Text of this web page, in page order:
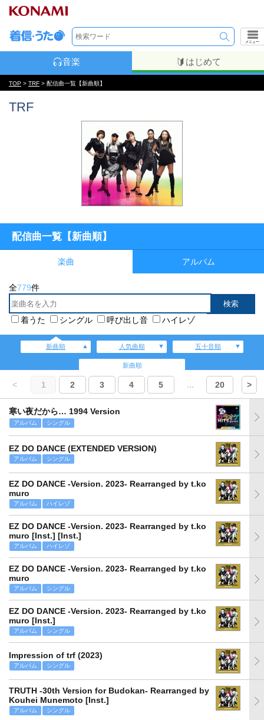
メニュー
音楽 はじめて
TOP > TRF > 配信曲一覧【新曲順】
TRF
配信曲一覧【新曲順】
楽曲 アルバム
全779件
着うた シングル 呼び出し音 ハイレゾ
新曲順 人気曲順 五十音順
新曲順
< 1 2 3 4 5 ... 20 >
寒い夜だから… 1994 Version
アルバム シングル
EZ DO DANCE (EXTENDED VERSION)
アルバム シングル
EZ DO DANCE -Version. 2023- Rearranged by t.ko
muro
アルバム ハイレゾ
EZ DO DANCE -Version. 2023- Rearranged by t.ko
muro [Inst.] [Inst.]
アルバム ハイレゾ
EZ DO DANCE -Version. 2023- Rearranged by t.ko
muro
アルバム シングル
EZ DO DANCE -Version. 2023- Rearranged by t.ko
muro [Inst.]
アルバム シングル
Impression of trf (2023)
アルバム シングル
TRUTH -30th Version for Budokan- Rearranged by
Kouhei Munemoto [Inst.]
アルバム シングル